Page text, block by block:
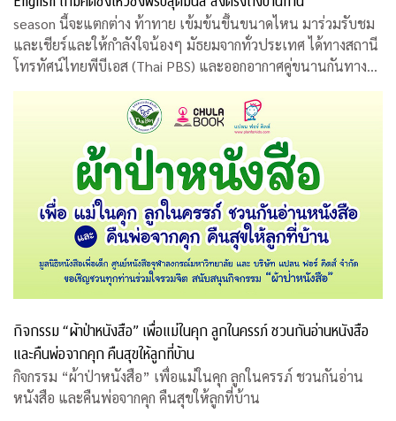
season นี้จะแตกต่าง ท้าทาย เข้มข้นขึ้นขนาดไหน มาร่วมรับชม
และเชียร์และให้กำลังใจน้องๆ มัธยมจากทั่วประเทศ ได้ทางสถานี
โทรทัศน์ไทยพีบีเอส (Thai PBS) และออกอากาศคู่ขนานกันทาง
สถานีโทรทัศน์เอแอลทีวี (ALTV)
กิจกรรม “ผ้าป่าหนังสือ” เพื่อแม่ในคุก ลูกในครรภ์ ชวนกันอ่านหนังสือ
และคืนพ่อจากคุก คืนสุขให้ลูกที่บ้าน
กิจกรรม “ผ้าป่าหนังสือ” เพื่อแม่ในคุก ลูกในครรภ์ ชวนกันอ่าน
หนังสือ และคืนพ่อจากคุก คืนสุขให้ลูกที่บ้าน